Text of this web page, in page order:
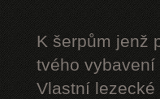
K šerpům jenž
tvého vybavení
Vlastní